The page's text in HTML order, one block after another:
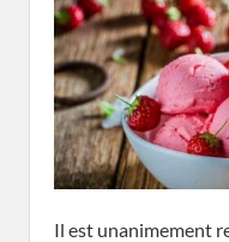
Il est unanimement